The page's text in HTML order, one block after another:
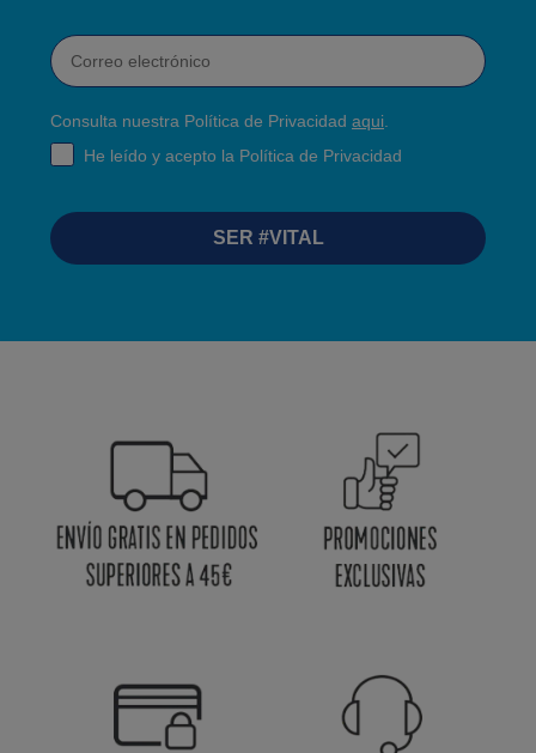
Correo electrónico
Consulta nuestra Política de Privacidad aqui
RGPDHe leído y acepto la Política de Privacidad
SER #VITAL